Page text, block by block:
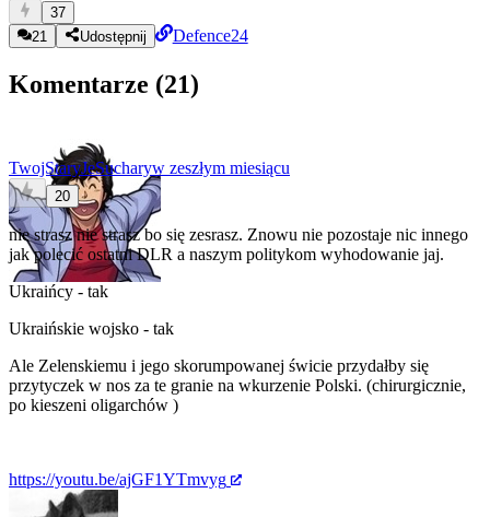
37
21
Udostępnij Defence24
Komentarze (21)
TwojStaryJeSucharyw zeszłym miesiącu
20
nie strasz nie strasz bo się zesrasz. Znowu nie pozostaje nic innego
jak polecić ostatni DLR a naszym politykom wyhodowanie jaj.
Ukraińcy - tak
Ukraińskie wojsko - tak
Ale Zelenskiemu i jego skorumpowanej świcie przydałby się
przytyczek w nos za te granie na wkurzenie Polski. (chirurgicznie,
po kieszeni oligarchów )
https://youtu.be/ajGF1YTmvyg